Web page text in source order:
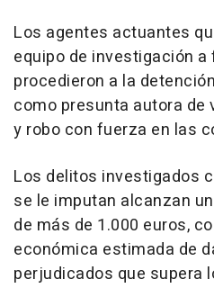
Los agentes actuantes
equipo de investigación
procedieron a la
como presunta autora de
y robo con fuerza en las
Los delitos investigados
se le imputan alcanzan
de más de 1.000 euros,
económica estimada de
perjudicados que supera